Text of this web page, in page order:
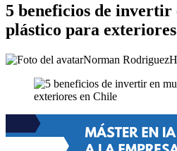
5 beneficios de invertir
plástico para
Norman Rodriguez